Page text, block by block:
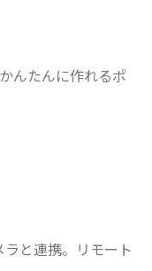
んたんに作れるポ
と連携。リモート